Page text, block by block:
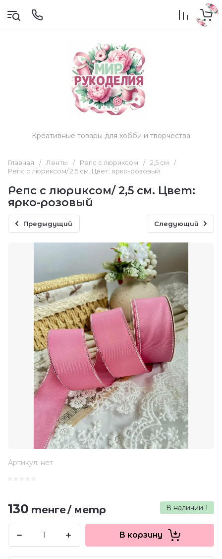
Креативные товары для хобби и творчества
Главная / Ленты / Репс с люриксом / 2,5 см
/
Репс с люриксом/ 2,5 см. Цвет: ярко-розовый
Репс с люриксом/ 2,5 см. Цвет:
ярко-розовый
Предыдущий Следующий
Артикул: нет
В наличии 1
130 тенге/метр
В корзину